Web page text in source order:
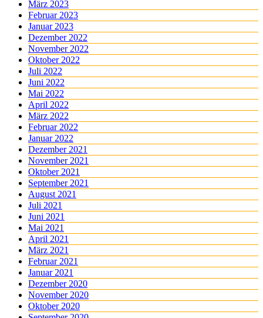
März 2023
Februar 2023
Januar 2023
Dezember 2022
November 2022
Oktober 2022
Juli 2022
Juni 2022
Mai 2022
April 2022
März 2022
Februar 2022
Januar 2022
Dezember 2021
November 2021
Oktober 2021
September 2021
August 2021
Juli 2021
Juni 2021
Mai 2021
April 2021
März 2021
Februar 2021
Januar 2021
Dezember 2020
November 2020
Oktober 2020